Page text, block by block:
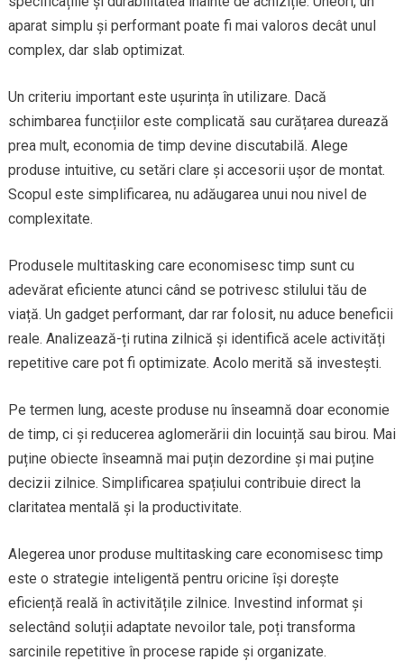
aparat simplu și performant poate fi mai valoros decât unul
complex, dar slab optimizat.
Un criteriu important este ușurința în utilizare. Dacă
schimbarea funcțiilor este complicată sau curățarea durează
prea mult, economia de timp devine discutabilă. Alege
produse intuitive, cu setări clare și accesorii ușor de montat.
Scopul este simplificarea, nu adăugarea unui nou nivel de
complexitate.
Produsele multitasking care economisesc timp sunt cu
adevărat eficiente atunci când se potrivesc stilului tău de
viață. Un gadget performant, dar rar folosit, nu aduce beneficii
reale. Analizează-ți rutina zilnică și identifică acele activități
repetitive care pot fi optimizate. Acolo merită să investești.
Pe termen lung, aceste produse nu înseamnă doar economie
de timp, ci și reducerea aglomerării din locuință sau birou. Mai
puține obiecte înseamnă mai puțin dezordine și mai puține
decizii zilnice. Simplificarea spațiului contribuie direct la
claritatea mentală și la productivitate.
Alegerea unor produse multitasking care economisesc timp
este o strategie inteligentă pentru oricine își dorește
eficiență reală în activitățile zilnice. Investind informat și
selectând soluții adaptate nevoilor tale, poți transforma
sarcinile repetitive în procese rapide și organizate.